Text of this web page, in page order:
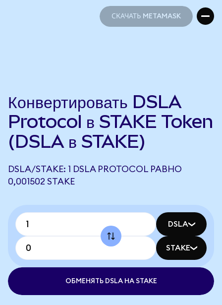
СКАЧАТЬ METAMASK
Конвертировать DSLA
Protocol в STAKE Token
(DSLA в STAKE)
DSLA/STAKE: 1 DSLA PROTOCOL РАВНО
0,001502 STAKE
DSLA
STAKE
ОБМЕНЯТЬ DSLA НА STAKE